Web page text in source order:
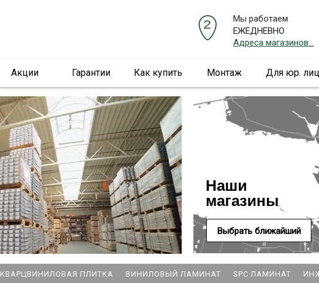
Мы работаем
ЕЖЕДНЕВНО
Адреса магазинов...
Акции Гарантии Как купить Монтаж Для юр. лиц
Наши
магазины
Выбрать ближайший
КВАРЦВИНИЛОВАЯ ПЛИТКА ВИНИЛОВЫЙ ЛАМИНАТ SPC ЛАМИНАТ